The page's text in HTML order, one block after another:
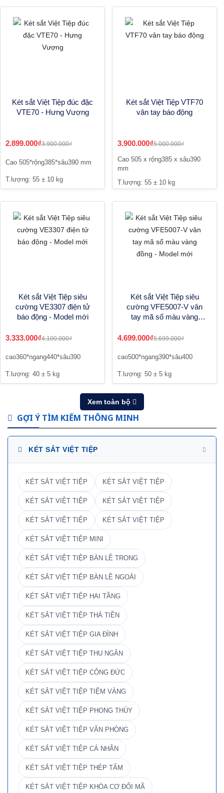
Két sắt Việt Tiệp đúc đặc
VTE70 - Hưng Vượng
2.899.000₫3.900.000₫
Cao 505*rộng385*sâu390 mm
T.lượng: 55 ± 10 kg
Két sắt Việt Tiệp VTF70
vân tay báo động
3.900.000₫5.000.000₫
Cao 505 x rộng385 x sâu390
mm
T.lượng: 55 ± 10 kg
Két sắt Việt Tiệp siêu
cường VE3307 điện tử
báo động - Model mới
3.333.000₫4.100.000₫
cao360*ngang440*sâu390
T.lượng: 40 ± 5 kg
Két sắt Việt Tiệp siêu
cường VFE5007-V vân
tay mã số màu vàng
4.699.000₫5.699.000₫
cao500*ngang390*sâu400
T.lượng: 50 ± 5 kg
Xem toàn bộ
GỢI Ý TÌM KIẾM THÔNG MINH
KÉT SẮT VIỆT TIỆP
KÉT SẮT VIỆT TIỆP KÉT SẮT VIỆT TIỆP
KÉT SẮT VIỆT TIỆP KÉT SẮT VIỆT TIỆP
KÉT SẮT VIỆT TIỆP KÉT SẮT VIỆT TIỆP
KÉT SẮT VIỆT TIỆP MINI
KÉT SẮT VIỆT TIỆP BÀN LỀ TRONG
KÉT SẮT VIỆT TIỆP BÀN LỀ NGOÀI
KÉT SẮT VIỆT TIỆP HAI TẦNG
KÉT SẮT VIỆT TIỆP THẢ TIỀN
KÉT SẮT VIỆT TIỆP GIA ĐÌNH
KÉT SẮT VIỆT TIỆP THU NGÂN
KÉT SẮT VIỆT TIỆP CÔNG ĐỨC
KÉT SẮT VIỆT TIỆP TIỆM VÀNG
KÉT SẮT VIỆT TIỆP PHONG THỦY
KÉT SẮT VIỆT TIỆP VĂN PHÒNG
KÉT SẮT VIỆT TIỆP CÁ NHÂN
KÉT SẮT VIỆT TIỆP THÉP TẤM
KÉT SẮT VIỆT TIỆP KHÓA CƠ ĐỔI MÃ